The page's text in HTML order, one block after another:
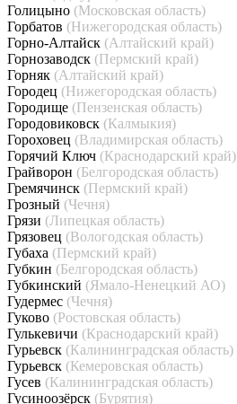
Голицыно (Московская область)
Горбатов (Нижегородская область)
Горно-Алтайск (Алтайский край)
Горнозаводск (Пермский край)
Горняк (Алтайский край)
Городец (Нижегородская область)
Городище (Пензенская область)
Городовиковск (Калмыкия)
Гороховец (Владимирская область)
Горячий Ключ (Краснодарский край)
Грайворон (Белгородская область)
Гремячинск (Пермский край)
Грозный (Чечня)
Грязи (Липецкая область)
Грязовец (Вологодская область)
Губаха (Пермский край)
Губкин (Белгородская область)
Губкинский (Ямало-Ненецкий АО)
Гудермес (Чечня)
Гуково (Ростовская область)
Гулькевичи (Краснодарский край)
Гурьевск (Калининградская область)
Гурьевск (Кемеровская область)
Гусев (Калининградская область)
Гусиноозёрск (Бурятия)